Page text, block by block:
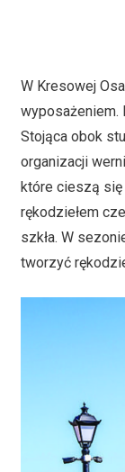
W Kresowej
wyposażeniem.
Stojąca obok
organizacji
które cieszą się
rękodziełem
szkła. W
tworzyć